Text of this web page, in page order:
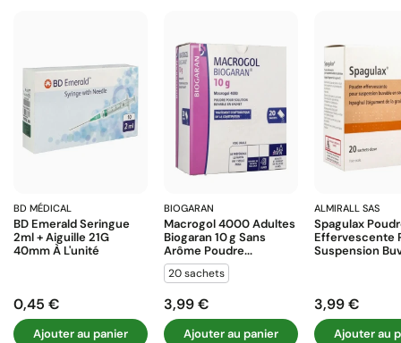
BD MÉDICAL
BD Emerald Seringue
2ml + Aiguille 21G
40mm À L'unité
Prix
0,45 €
Ajouter au panier
BIOGARAN
Macrogol 4000 Adultes
Biogaran 10 G Sans
Arôme Poudre...
20 sachets
Prix
3,99 €
Ajouter au panier
ALMIRALL SAS
Spagulax
Effervescente
Suspension
Prix
3,99 €
Ajouter au